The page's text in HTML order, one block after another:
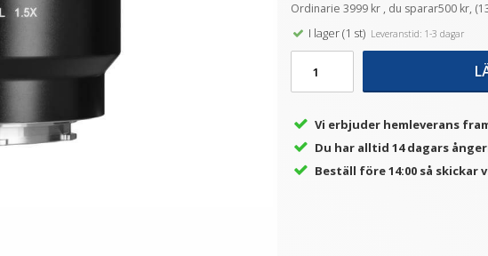
för Canon EOS M3
kamouflage av silikon
149 kr
JJC Pre-triggerkabel för
Canon, Pentax, Contax
JJC Pre-
Nikon Kodak Fuji
★
199 kr
Ordinarie 3999 kr , du sparar500 kr,
I lager (1 st)Leveranstid: 1-3 dagar
Vi erbjuder hemleverans
Du har alltid 14 dagars
Beställ före 14:00 så skickar